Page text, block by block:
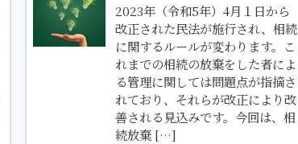
2023年（令和5年）4月１日から
改正された民法が施行され、相続
に関するルールが変わります。こ
れまでの相続の放棄をした者によ
る管理に関しては問題点が指摘さ
れており、それらが改正により改
善される見込みです。今回は、相
続放棄 […]